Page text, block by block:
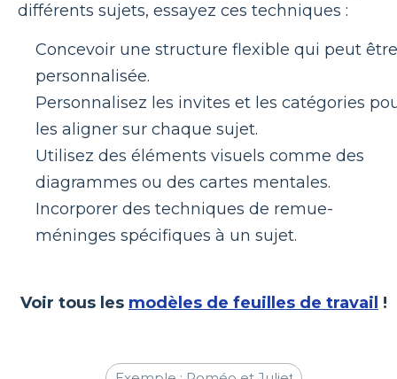
différents sujets, essayez ces techniques :
Concevoir une structure flexible qui peut être
personnalisée.
Personnalisez les invites et les catégories
les aligner sur chaque sujet.
Utilisez des éléments visuels comme des
diagrammes ou des cartes mentales.
Incorporer des techniques de remue-
méninges spécifiques à un sujet.
Voir tous les modèles de feuilles de travail !